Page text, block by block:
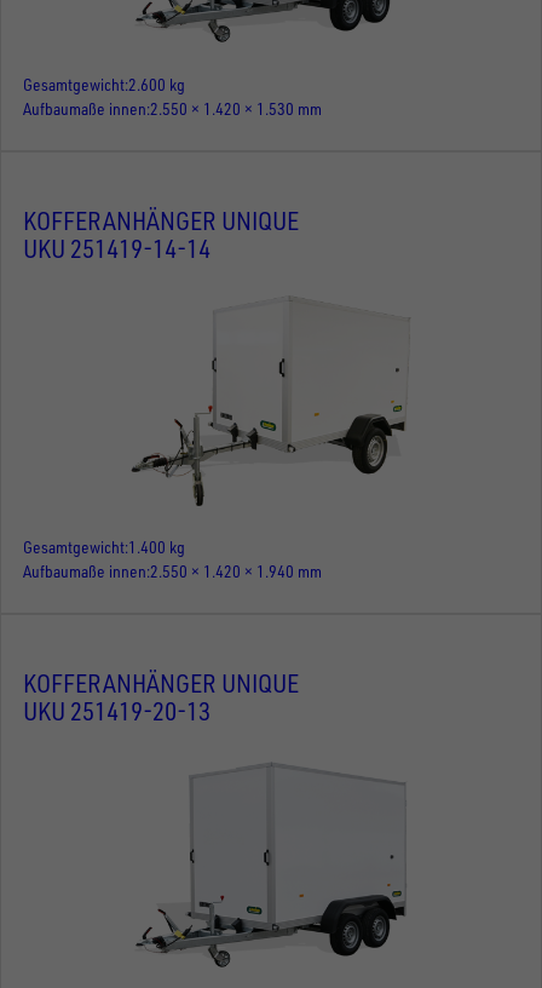
Gesamtgewicht 2.600 kg
Aufbaumaße innen 2.550 × 1.420 × 1.530 mm
KOFFERANHÄNGER UNIQUE
UKU 251419-14-14
Gesamtgewicht 1.400 kg
Aufbaumaße innen 2.550 × 1.420 × 1.940 mm
KOFFERANHÄNGER UNIQUE
UKU 251419-20-13